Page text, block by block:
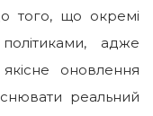
того, що окремі
адже
оновлення
реальний